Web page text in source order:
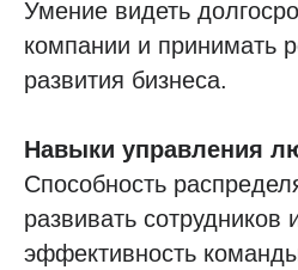
Умение видеть
компании и принимать
развития бизнеса.
Навыки управления
Способность
развивать сотрудников
эффективность